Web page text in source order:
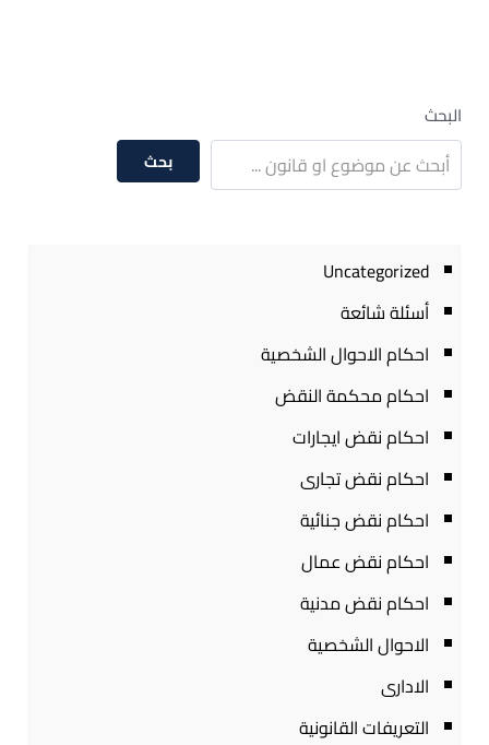
البحث
بحث
Uncategorized
أسئلة شائعة
احكام الاحوال الشخصية
احكام محكمة النقض
احكام نقض ايجارات
احكام نقض تجارى
احكام نقض جنائية
احكام نقض عمال
احكام نقض مدنية
الاحوال الشخصية
الادارى
التعريفات القانونية